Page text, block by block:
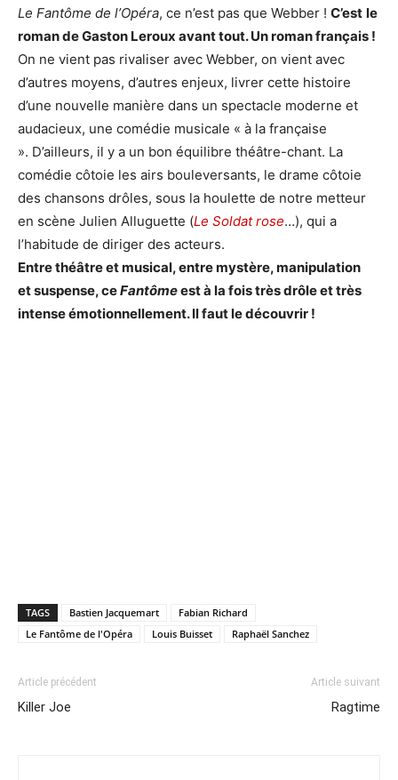
Le Fantôme de l’Opéra, ce n’est pas que Webber ! C’est le
roman de Gaston Leroux avant tout. Un roman français !
On ne vient pas rivaliser avec Webber, on vient avec
d’autres moyens, d’autres enjeux, livrer cette histoire
d’une nouvelle manière dans un spectacle moderne et
audacieux, une comédie musicale « à la française
». D’ailleurs, il y a un bon équilibre théâtre-chant. La
comédie côtoie les airs bouleversants, le drame côtoie
des chansons drôles, sous la houlette de notre metteur
en scène Julien Alluguette (Le Soldat rose…), qui a
l’habitude de diriger des acteurs.
Entre théâtre et musical, entre mystère, manipulation
et suspense, ceFantômeest à la fois très drôle et très
intense émotionnellement. Il faut le découvrir !
TAGS Bastien Jacquemart
Fabian Richard
Le Fantôme de l'Opéra
Louis Buisset Raphaël Sanchez
Article précédent
Killer Joe
Article suivant
Ragtime